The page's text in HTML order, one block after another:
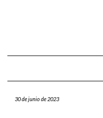
30 de junio de 2023